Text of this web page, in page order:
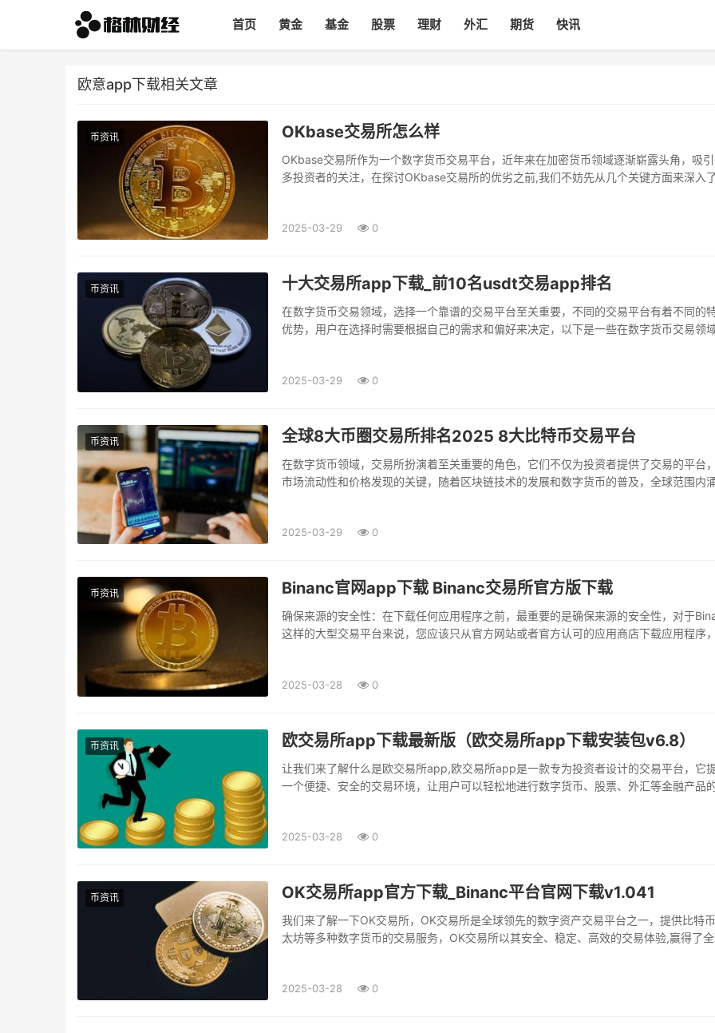
首页 黄金 基金 股票 理财 外汇 期货 快讯
欧意app下载相关文章
币资讯 OKbase交易所怎么样
OKbase交易所作为一个数字货币交易平台，近年来在加密货币领域逐渐崭露头角，吸
多投资者的关注，在探讨OKbase交易所的优劣之前,我们不妨先从几个关键方面来深入
2025-03-29 0
币资讯 十大交易所app下载_前10名usdt交易app排名
在数字货币交易领域，选择一个靠谱的交易平台至关重要，不同的交易平台有着不同的
优势，用户在选择时需要根据自己的需求和偏好来决定，以下是一些在数字货币交易领
2025-03-29 0
币资讯 全球8大币圈交易所排名2025 8大比特币交易平台
在数字货币领域，交易所扮演着至关重要的角色，它们不仅为投资者提供了交易的平台
市场流动性和价格发现的关键，随着区块链技术的发展和数字货币的普及，全球范围内
2025-03-29 0
币资讯 Binanc官网app下载 Binanc交易所官方版下载
确保来源的安全性：在下载任何应用程序之前，最重要的是确保来源的安全性，对于
这样的大型交易平台来说，您应该只从官方网站或者官方认可的应用商店下载应用程序
2025-03-28 0
币资讯 欧交易所app下载最新版（欧交易所app下载安装包v6.8）
让我们来了解什么是欧交易所app,欧交易所app是一款专为投资者设计的交易平台，它
一个便捷、安全的交易环境，让用户可以轻松地进行数字货币、股票、外汇等金融产品
2025-03-28 0
币资讯 OK交易所app官方下载_Binanc平台官网下载v1.041
我们来了解一下OK交易所，OK交易所是全球领先的数字资产交易平台之一，提供比特
太坊等多种数字货币的交易服务，OK交易所以其安全、稳定、高效的交易体验,赢得了全
2025-03-28 0